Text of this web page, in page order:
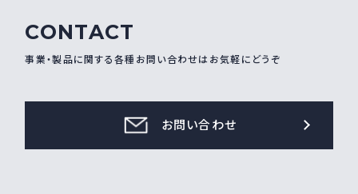
CONTACT
事業・製品に関する各種お問い合わせはお気軽にどうぞ
お問い合わせ